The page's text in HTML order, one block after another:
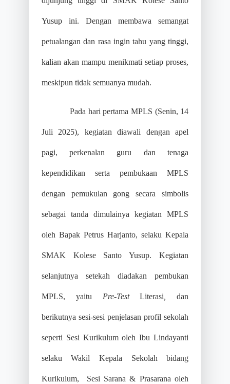
Yusup ini. Dengan membawa semangat
petualangan dan rasa ingin tahu yang tinggi,
kalian akan mampu menikmati setiap proses,
meskipun tidak semuanya mudah.
Pada hari pertama MPLS (Senin, 14
Juli 2025), kegiatan diawali dengan apel
pagi, perkenalan guru dan tenaga
kependidikan serta pembukaan MPLS
dengan pemukulan gong secara simbolis
sebagai tanda dimulainya kegiatan MPLS
oleh Bapak Petrus Harjanto, selaku Kepala
SMAK Kolese Santo Yusup. Kegiatan
selanjutnya setekah diadakan pembukan
MPLS, yaitu Pre-TestLiterasi ,dan
berikutnya sesi-sesi penjelasan profil sekolah
seperti Sesi Kurikulum oleh Ibu Lindayanti
selaku Wakil Kepala Sekolah bidang
Kurikulum, Sesi Sarana & Prasarana oleh